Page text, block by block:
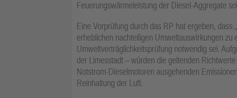
Feuerungswärmeleistung der Diesel-Aggregate
Eine Vorprüfung durch das RP hat ergeben,
erheblichen nachteiligen Umweltauswirkungen zu
Umweltverträglichkeitsprüfung notwendig sei.
der Limesstadt – würden die geltenden
Notstrom-Dieselmotoren ausgehenden
Reinhaltung der Luft.